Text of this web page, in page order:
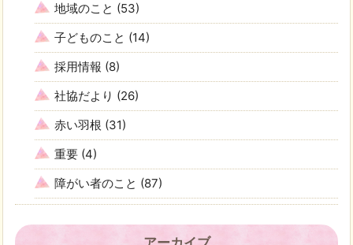
地域のこと (53)
子どものこと (14)
採用情報 (8)
社協だより (26)
赤い羽根 (31)
重要 (4)
障がい者のこと (87)